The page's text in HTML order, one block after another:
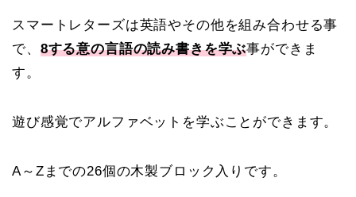
スマートレターズは英語やその他を組み合わせる事
で、 8する意の言語の読み書きを学ぶ事ができま
す。
遊び感覚でアルファベットを学ぶことができます。
A～Zまでの26個の木製ブロック入りです。